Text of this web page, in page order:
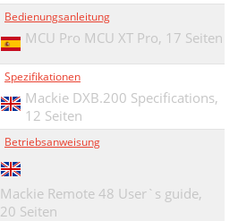
Bedienungsanleitung
MCU Pro MCU XT Pro, 17 Seiten
Spezifikationen
Mackie DXB.200 Specifications,
12 Seiten
Betriebsanweisung
Mackie Remote 48 User`s guide,
20 Seiten